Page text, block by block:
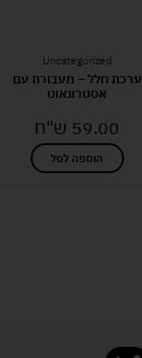
Uncategorized
ערכת חלל – מעבורת עם
אסטרונאוט
59.00 ש"ח
הוספה לסל